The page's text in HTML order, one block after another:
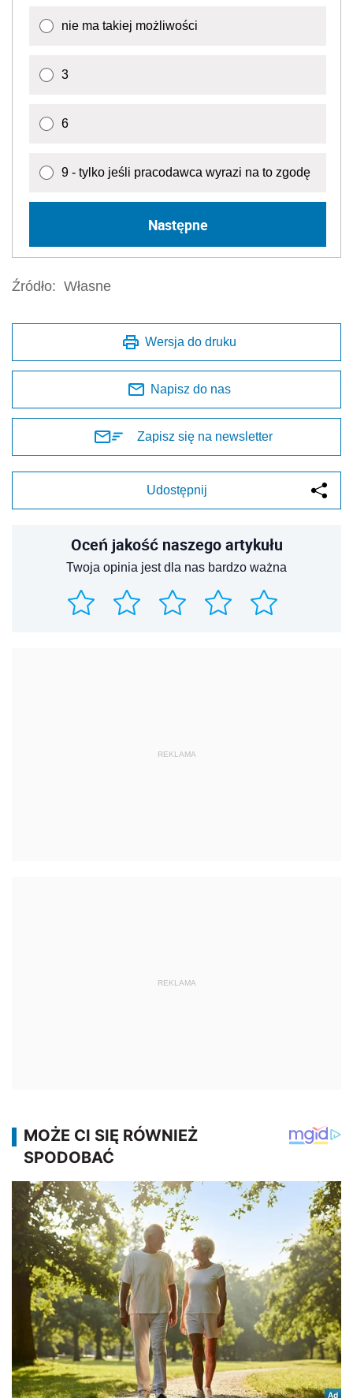
nie ma takiej możliwości
3
6
9 - tylko jeśli pracodawca wyrazi na to zgodę
Następne
Źródło: Własne
Wersja do druku
Napisz do nas
Zapisz się na newsletter
Udostępnij
Oceń jakość naszego artykułu
Twoja opinia jest dla nas bardzo ważna
REKLAMA
REKLAMA